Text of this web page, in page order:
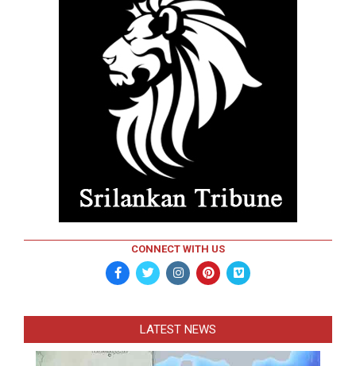
CONNECT WITH US
LATEST NEWS